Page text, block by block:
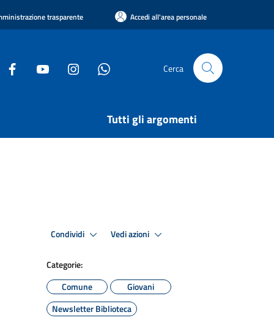
trasparente Accedi all'area personale
Cerca
Tutti gli argomenti
Condividi Vedi azioni
Categorie:
Comune
Giovani
Newsletter Biblioteca